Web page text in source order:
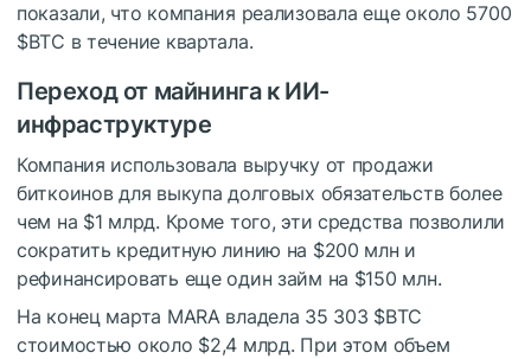
показали, что компания реализовала еще около 5700
$BTC в течение квартала.
Переход от майнинга к ИИ-
инфраструктуре
Компания использовала выручку от продажи
биткоинов для выкупа долговых обязательств более
чем на $1 млрд. Кроме того, эти средства позволили
сократить кредитную линию на $200 млн и
рефинансировать еще один займ на $150 млн.
На конец марта MARA владела 35 303 $BTC
стоимостью около $2,4 млрд. При этом объем